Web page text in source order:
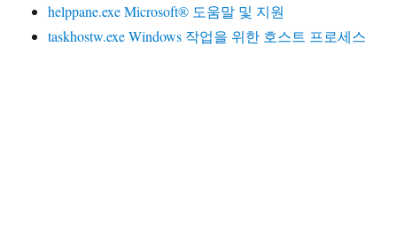
helppane.exe Microsoft® 도움말 및 지원
taskhostw.exe Windows 작업을 위한 호스트 프로세스